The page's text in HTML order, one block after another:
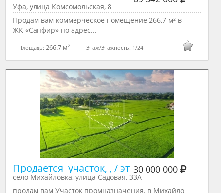
Уфа, улица Комсомольская, 8
Продам вам коммерческое помещение 266,7 м² в
ЖК «Сапфир» по адрес...
Площадь: 266.7 м2 Этаж/Этажность: 1/24
Продается  участок, , / эт 30 000 000
село Михайловка, улица Садовая, 33А
продам вам Участок промназначения. в Михайло